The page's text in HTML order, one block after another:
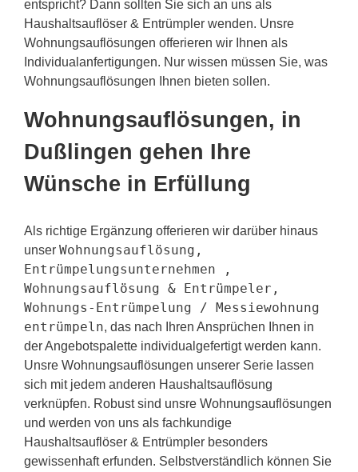
entspricht? Dann sollten Sie sich an uns als
Haushaltsauflöser & Entrümpler wenden. Unsre
Wohnungsauflösungen offerieren wir Ihnen als
Individualanfertigungen. Nur wissen müssen Sie, was
Wohnungsauflösungen Ihnen bieten sollen.
Wohnungsauflösungen, in
Dußlingen gehen Ihre
Wünsche in Erfüllung
Als richtige Ergänzung offerieren wir darüber hinaus
unser Wohnungsauflösung,
Entrümpelungsunternehmen ,
Wohnungsauflösung & Entrümpeler,
Wohnungs-Entrümpelung / Messiewohnung
entrümpeln, das nach Ihren Ansprüchen Ihnen in
der Angebotspalette individualgefertigt werden kann.
Unsre Wohnungsauflösungen unserer Serie lassen
sich mit jedem anderen Haushaltsauflösung
verknüpfen. Robust sind unsre Wohnungsauflösungen
und werden von uns als fachkundige
Haushaltsauflöser & Entrümpler besonders
gewissenhaft erfunden. Selbstverständlich können Sie